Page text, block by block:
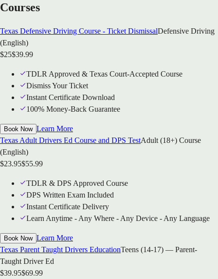
Courses
Texas Defensive Driving Course - Ticket DismissalDefensive Driving
(English)
$25$39.99
TDLR Approved & Texas Court-Accepted Course
Dismiss Your Ticket
Instant Certificate Download
100% Money-Back Guarantee
Book Now Learn More
Texas Adult Drivers Ed Course and DPS TestAdult (18+) Course
(English)
$23.95$55.99
TDLR & DPS Approved Course
DPS Written Exam Included
Instant Certificate Delivery
Learn Anytime - Any Where - Any Device - Any Language
Book Now Learn More
Texas Parent Taught Drivers EducationTeens (14-17) — Parent-
Taught Driver Ed
$39.95$69.99